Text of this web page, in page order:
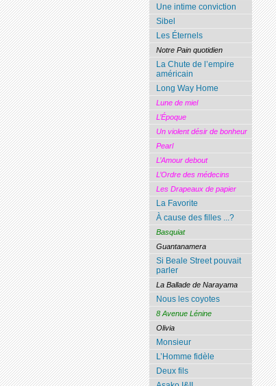
Une intime conviction
Sibel
Les Éternels
Notre Pain quotidien
La Chute de l’empire
américain
Long Way Home
Lune de miel
L’Époque
Un violent désir de bonheur
Pearl
L’Amour debout
L’Ordre des médecins
Les Drapeaux de papier
La Favorite
À cause des filles ...?
Basquiat
Guantanamera
Si Beale Street pouvait
parler
La Ballade de Narayama
Nous les coyotes
8 Avenue Lénine
Olivia
Monsieur
L’Homme fidèle
Deux fils